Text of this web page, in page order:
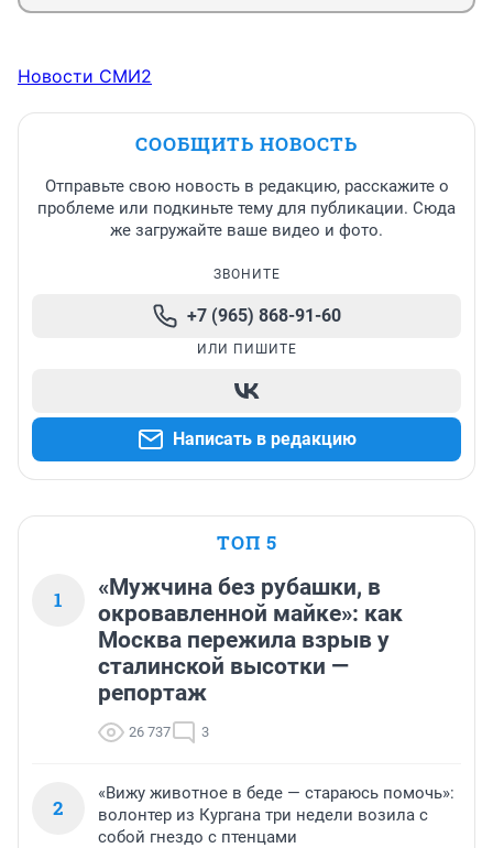
Новости СМИ2
СООБЩИТЬ НОВОСТЬ
Отправьте свою новость в редакцию, расскажите о
проблеме или подкиньте тему для публикации. Сюда
же загружайте ваше видео и фото.
ЗВОНИТЕ
+7 (965) 868-91-60
ИЛИ ПИШИТЕ
Написать в редакцию
ТОП 5
1
«Мужчина без рубашки, в
окровавленной майке»: как
Москва пережила взрыв у
сталинской высотки —
репортаж
26 737 3
2
«Вижу животное в беде — стараюсь помочь»:
волонтер из Кургана три недели возила с
собой гнездо с птенцами